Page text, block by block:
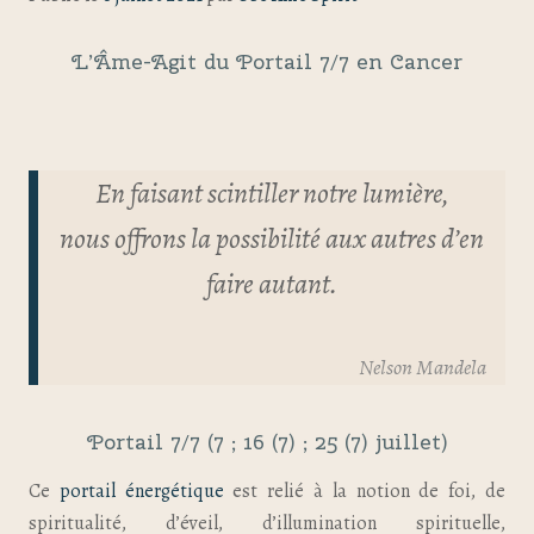
L’Âme-Agit du Portail 7/7 en Cancer
En faisant scintiller notre lumière,
nous offrons la possibilité aux autres d’en
faire autant.
Nelson Mandela
Portail 7/7 (7 ; 16 (7) ; 25 (7) juillet)
Ce portail énergétique est relié à la notion de foi, de
spiritualité, d’éveil, d’illumination spirituelle,